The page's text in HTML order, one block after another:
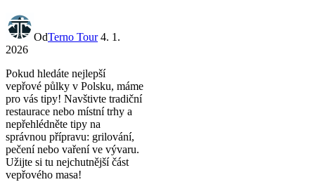
OdTerno Tour 4. 1.
2026
Pokud hledáte nejlepší
vepřové půlky v Polsku, máme
pro vás tipy! Navštivte tradiční
restaurace nebo místní trhy a
nepřehlédněte tipy na
správnou přípravu: grilování,
pečení nebo vaření ve vývaru.
Užijte si tu nejchutnější část
vepřového masa!